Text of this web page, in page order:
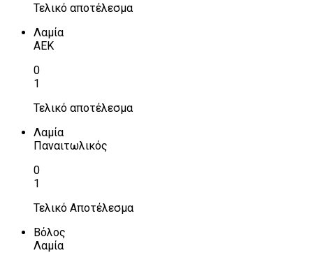
Τελικό αποτέλεσμα
Λαμία
ΑΕΚ
0
1
Τελικό αποτέλεσμα
Λαμία
Παναιτωλικός
0
1
Τελικό Αποτέλεσμα
Βόλος
Λαμία